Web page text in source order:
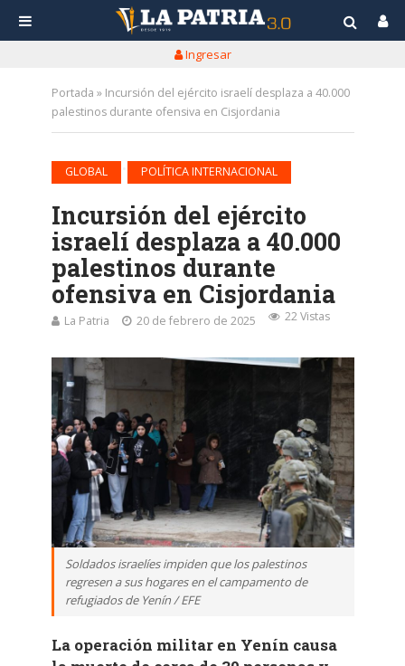
Ingresar
Portada » Incursión del ejército israelí desplaza a 40.000
palestinos durante ofensiva en Cisjordania
GLOBAL POLÍTICA INTERNACIONAL
Incursión del ejército
israelí desplaza a 40.000
palestinos durante
ofensiva en Cisjordania
La Patria 20 de febrero de 2025 22 Vistas
Soldados israelíes impiden que los palestinos
regresen a sus hogares en el campamento de
refugiados de Yenín / EFE
La operación militar en Yenín causa